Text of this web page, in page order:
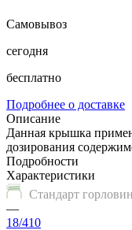
Самовывоз
сегодня
бесплатно
Подробнее о доставке
Описание
Данная крышка
дозирования
Подробности
Характеристики
Стандарт
—
18/410